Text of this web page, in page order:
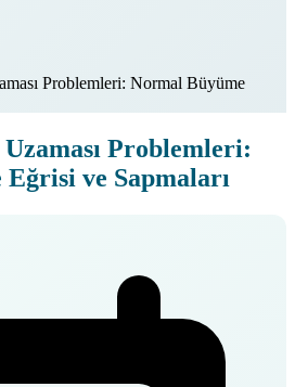
Problemleri: Normal Büyüme
Problemleri:
ve Sapmaları